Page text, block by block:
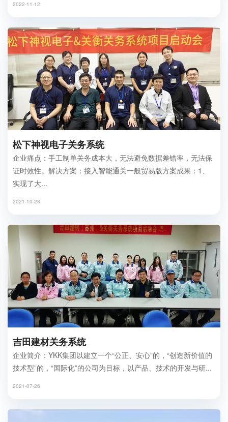
2022-11-12
松下神视电子关务系统
企业痛点：手工制单关务成本大，无法避免数据差错率，无法保
证时效性。解决方案：接入智能通关一般贸易版方案成果：1、
实现了大...
2021-10-28
吉田建材关务系统
企业简介：YKK集团以建立一个“公正、安心”的，“创造新价值的
技术型”的，“国际化”的公司为目标，以产品、技术的开发与研...
2021-07-26